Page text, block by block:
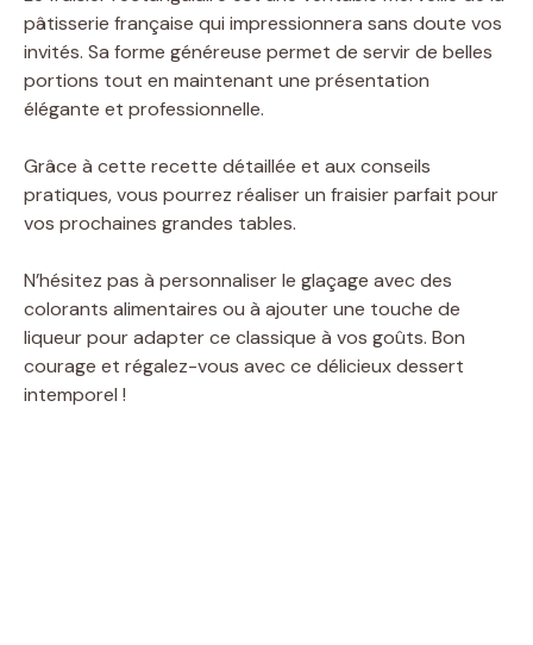
pâtisserie française qui impressionnera sans doute vos
invités. Sa forme généreuse permet de servir de belles
portions tout en maintenant une présentation
élégante et professionnelle.
Grâce à cette recette détaillée et aux conseils
pratiques, vous pourrez réaliser un fraisier parfait pour
vos prochaines grandes tables.
N’hésitez pas à personnaliser le glaçage avec des
colorants alimentaires ou à ajouter une touche de
liqueur pour adapter ce classique à vos goûts. Bon
courage et régalez-vous avec ce délicieux dessert
intemporel !